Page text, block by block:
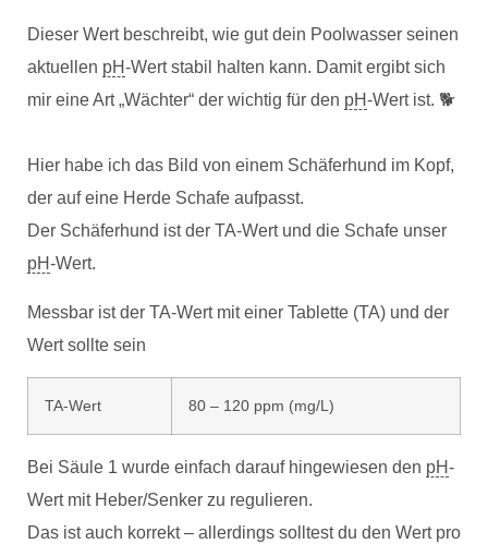
Dieser Wert beschreibt, wie gut dein Poolwasser seinen
aktuellen pH-Wert stabil halten kann. Damit ergibt sich
mir eine Art „Wächter“ der wichtig für den pH-Wert ist. 🐕
Hier habe ich das Bild von einem Schäferhund im Kopf,
der auf eine Herde Schafe aufpasst.
Der Schäferhund ist der TA-Wert und die Schafe unser
pH-Wert.
Messbar ist der TA-Wert mit einer Tablette (TA) und der
Wert sollte sein
TA-Wert 80 – 120 ppm (mg/L)
Bei Säule 1 wurde einfach darauf hingewiesen den pH-
Wert mit Heber/Senker zu regulieren.
Das ist auch korrekt – allerdings solltest du den Wert pro